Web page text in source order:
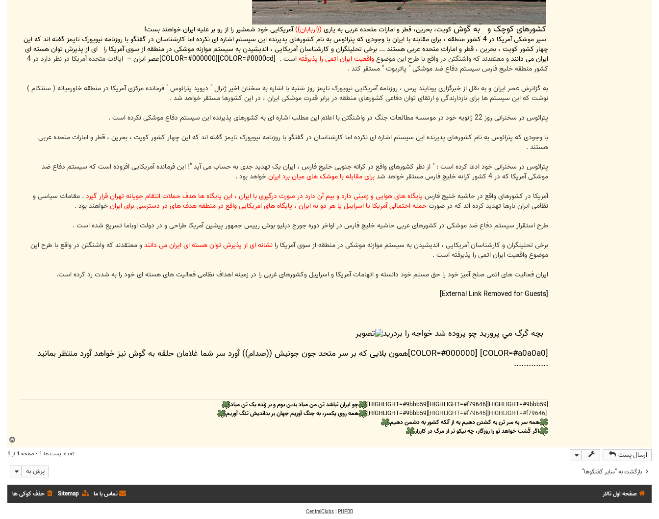
کشورهای کوچک و به گوش کویت، بحرین، قطر و امارات متحده عربی به یاری ((اربابان))آمریکایی خود شمشیر را از رو بر علیه ایران خواهند بست!
سپر موشکی آمریکا در 4 کشور منطقه ، برای مقابله با ایران
با وجودی که پترائوس به نام کشورهای پدیرنده این سیستم اشاره ای نکرده اما کارشناسان در گفتگو با روزنامه نیویورک تایمز گفته اند که این
چهار کشور کویت ، بحرین ، قطر و امارات متحده عربی هستند ... برخی تحلیلگران و کارشناسان آمریکایی ، اندیشیدن به سیستم موازنه موشکی در منطقه از سوی آمریکا را ای از پذیرش توان هسته ای
ایران می دانندو معتقدند که واشنگتن در واقع با طرح این موضوعواقعیت ایران اتمی را پذیرفتهاست . [COLOR=#0000cd][COLOR=#000000]عصر ایران –
ایالات متحده آمریکا در نظر دارد در 4
کشور منطقه خلیج فارس سیستم دفاع ضد موشکی " پاتریوت " مستقر کند .
به گزاترش عصر ایران و به نقل از خبرگزاری یونایتد پرس ، روزنامه آمریکایی نیویورک تایمز روز شنبه با اشاره به سخنان اخیر ژنرال " دیوید پترائوس " فرمانده مرکزی آمریکا در منطقه خاورمیانه ( سنتکام )
نوشت که این سیستم ها برای بازدارندگی و ارتقای توان دفاعی کشورهای منطقه در برابر قدرت موشکی ایران ، در این کشورها مستقر خواهد شد .
پترائوس در سخنرانی روز 22 ژانویه خود در موسسه مطالعات جنگ در واشنگتن با اعلام این مطلب اشاره ای به کشورهای پذیرنده این سیستم دفاع موشکی نکرده است .
با وجودی که پترائوس به نام کشورهای پدیرنده این سیستم اشاره ای نکرده اما کارشناسان در گفتگو با روزنامه نیویورک تایمز گفته اند که این چهار کشور کویت ، بحرین ، قطر و امارات متحده عربی
هستند .
پترائوس در سخنرانی خود ادعا کرده است : " از نظر کشورهای واقع در کرانه جنوبی خلیج فارس ، ایران یک تهدید جدی به حساب می آید "! این فرمانده آمریکایی افزوده است که سیستم دفاع ضد
موشکی آمریکا که در 4 کشور کرانه خلیج فارس مستقر خواهد شد
برای مقابله با موشک های میان برد ایرانخواهد بود .
آمریکا در کشورهای واقع در حاشیه خلیج فارس پایگاه های هوایی و زمینی دارد و بیم آن دارد در صورت درگیری با ایران ، این پایگاه ها هدف حملات انتقام جویانه تهران قرار گیرد . مقامات سیاسی و
نظامی ایران بارها تهدید کرده اند که در صورتحمله احتمالی آمریکا یا اسراییل یا هر دو به ایران ، پایگاه های امریکایی واقع در منطقه هدف های در دسترسی برای ایرانخواهند بود .
طرح استقرار سیستم دفاع ضد موشکی در کشورهای عربی حاشیه خلیج فارس در اواخر دوره جورج دبلیو بوش رییس جمهور پیشین آمریکا طراحی و در دولت اوباما تسریع شده است .
برخی تحلیلگران و کارشناسان آمریکایی ، اندیشیدن به سیستم موازنه موشکی در منطقه از سوی آمریکا را نشانه ای از پذیرش توان هسته ای ایران می دانندو معتقدند که واشنگتن در واقع با طرح این
موضوع واقعیت ایران اتمی را پذیرفته است .
ایران فعالیت های اتمی صلح آمیز خود را حق مسلم خود دانسته و اتهامات آمریکا و اسراییل وکشورهای غربی را در زمینه اهداف نظامی فعالیت های هسته ای خود را به شدت رد کرده است.
[External Link Removed for Guests]
بچه گرگ مي پروريد چو پروده شد خواجه را بردريد
[COLOR=#a0a0a0] [COLOR=#000000]همون بلایی که بر سر متحد جون جونیش ((صدام)) آورد سر شما غلامان حلقه به گوش نیز خواهد آورد منتظر بمانید
..............
[HIGHLIGHT=#9bbb59][HIGHLIGHT=#f79646][HIGHLIGHT=#9bbb59]
چو ایران نباشد تن من مباد بدین بوم و بر زنده یک تن مباد
[HIGHLIGHT=#f79646][HIGHLIGHT=#f79646]
[HIGHLIGHT=#9bbb59]
همه روی یکسر، به جنگ آوریم جهان بر بداندیش تنگ آوریم
همه سر به سر تن به کشتن دهیم به از آنکه کشور به دشمن دهیم
اگر کُشت خواهد تو را روزگار، چه نیکو تر از مرگ در کارزار
ا
ارسال پست تعداد پست ها:1 • صفحه 1 از 1
بازگشت به “ساير گفتگوها” پرش به
صفحه اول تالار حذف کوکی ها Sitemap تماس با ما
PHPBB
|
CentralClubs